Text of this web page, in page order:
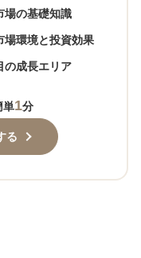
場の基礎知識
場環境と投資効果
の成長エリア
単1分
る